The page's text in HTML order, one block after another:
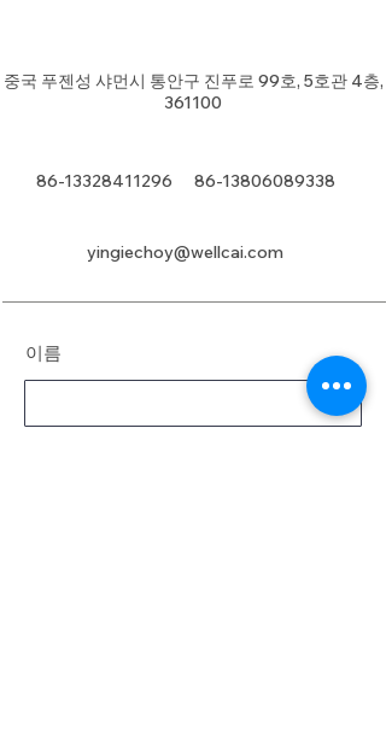
중국 푸젠성 샤먼시 통안구 진푸로 99호, 5호관 4층,
361100
86-13328411296 86-13806089338
yingiechoy@wellcai.com
이름